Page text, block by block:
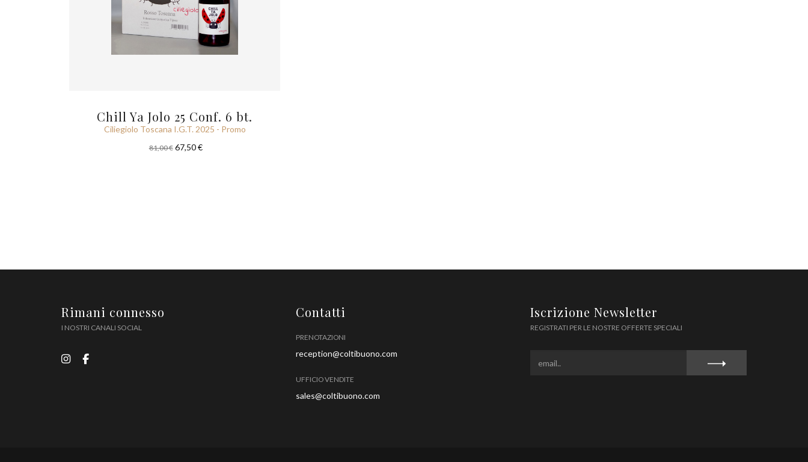
Chill Ya Jolo 25 Conf. 6 bt.
Ciliegiolo Toscana I.G.T. 2025 - Promo
81,00 € 67,50 €
Contatti
PRENOTAZIONI
reception@coltibuono.com
UFFICIO VENDITE
sales@coltibuono.com
Rimani connesso
I NOSTRI CANALI SOCIAL
Iscrizione Newsletter
REGISTRATI PER LE NOSTRE OFFERTE SPECIALI